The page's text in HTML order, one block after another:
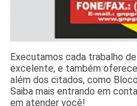
Executamos cada trabalho
excelente, e também
além dos citados, como
Saiba mais entrando em
em atender você!